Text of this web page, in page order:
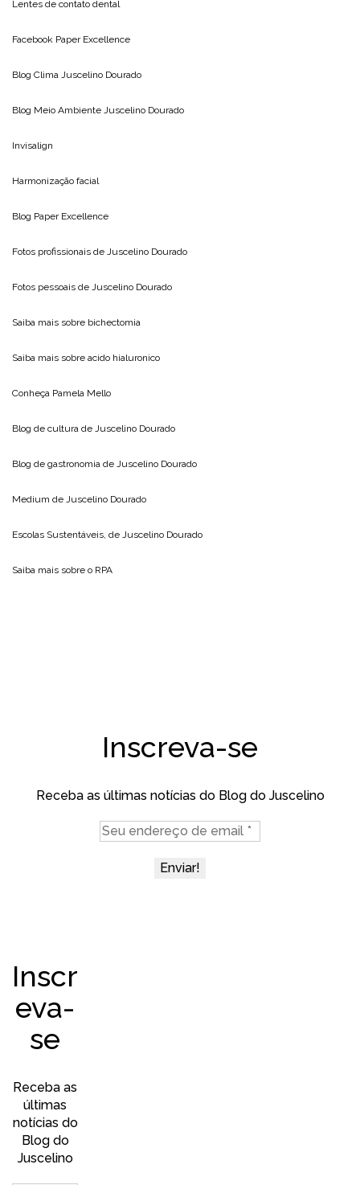
Lentes de contato dental
Facebook Paper Excellence
Blog Clima Juscelino Dourado
Blog Meio Ambiente Juscelino Dourado
Invisalign
Harmonização facial
Blog Paper Excellence
Fotos profissionais de Juscelino Dourado
Fotos pessoais de Juscelino Dourado
Saiba mais sobre bichectomia
Saiba mais sobre acido hialuronico
Conheça Pamela Mello
Blog de cultura de Juscelino Dourado
Blog de gastronomia de Juscelino Dourado
Medium de Juscelino Dourado
Escolas Sustentáveis, de Juscelino Dourado
Saiba mais sobre o RPA
Inscreva-se
Receba as últimas notícias do Blog do Juscelino
Inscr
eva-
se
Receba as
últimas
notícias do
Blog do
Juscelino